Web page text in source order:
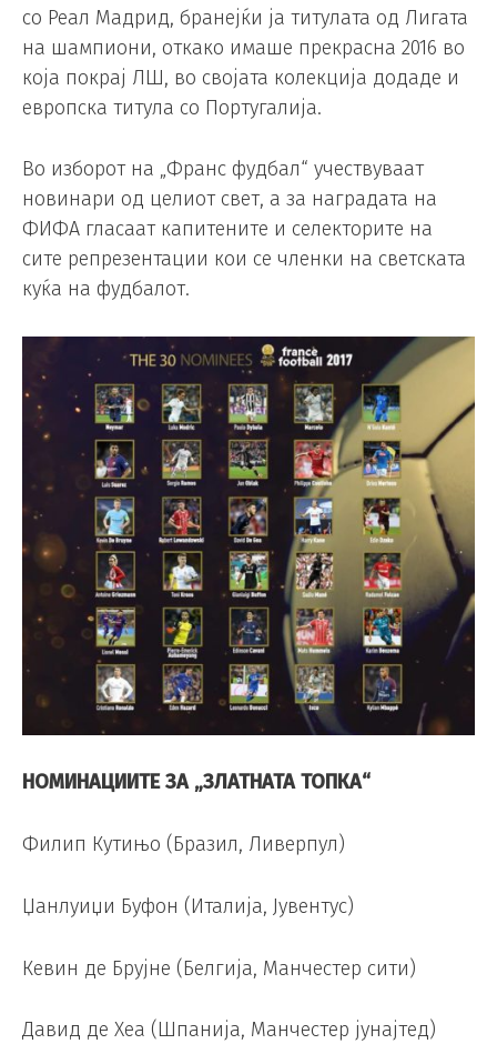
со Реал Мадрид, бранејќи ја титулата од Лигата
на шампиони, откако имаше прекрасна 2016 во
која покрај ЛШ, во својата колекција додаде и
европска титула со Португалија.
Во изборот на „Франс фудбал“ учествуваат
новинари од целиот свет, а за наградата на
ФИФА гласаат капитените и селекторите на
сите репрезентации кои се членки на светската
куќа на фудбалот.
НОМИНАЦИИТЕ ЗА „ЗЛАТНАТА ТОПКА“
Филип Кутињо (Бразил, Ливерпул)
Џанлуиџи Буфон (Италија, Јувентус)
Кевин де Брујне (Белгија, Манчестер сити)
Давид де Хеа (Шпанија, Манчестер јунајтед)